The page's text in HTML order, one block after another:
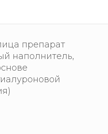
препарат
наполнитель,